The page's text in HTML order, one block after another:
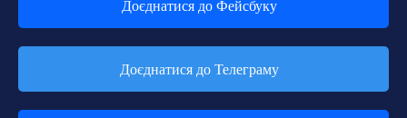
Доєднатися до Фейсбуку
Доєднатися до Телеграму